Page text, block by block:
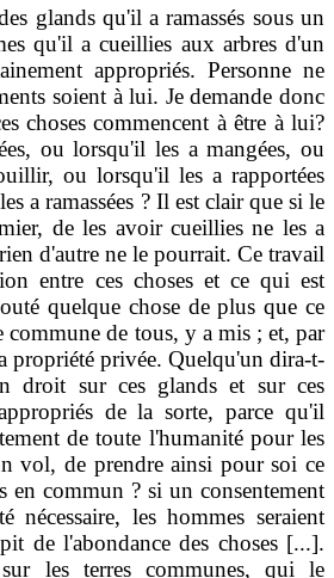
glands qu'il a ramassés sous un
qu'il a cueillies aux arbres d'un
appropriés. Personne ne
soient à lui. Je demande donc
choses commencent à être à lui?
ou lorsqu'il les a mangées, ou
ou lorsqu'il les a rapportées
a ramassées ? Il est clair que si le
de les avoir cueillies ne les a
d'autre ne le pourrait. Ce travail
entre ces choses et ce qui est
quelque chose de plus que ce
commune de tous, y a mis ; et, par
propriété privée. Quelqu'un dira-t-
droit sur ces glands et sur ces
de la sorte, parce qu'il
de toute l'humanité pour les
vol, de prendre ainsi pour soi ce
en commun ? si un consentement
nécessaire, les hommes seraient
de l'abondance des choses [...].
les terres communes, qui le